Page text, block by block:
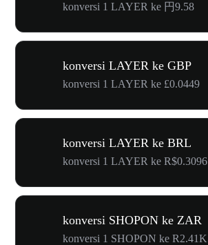
konversi 1 LAYER ke 円9.58
konversi LAYER ke GBP
konversi 1 LAYER ke £0.0449
konversi LAYER ke BRL
konversi 1 LAYER ke R$0.3096
konversi SHOPON ke ZAR
konversi 1 SHOPON ke R2.41K